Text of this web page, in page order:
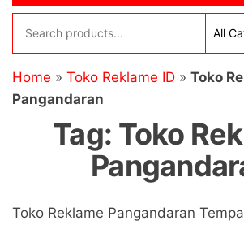
Home » Toko Reklame ID » Toko
Pangandaran
Tag: Toko
Toko Reklame Pangandaran